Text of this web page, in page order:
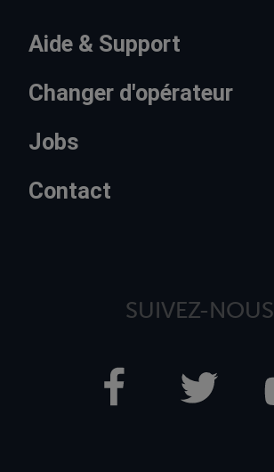
Aide & Support
Changer d'opérateur
Jobs
Contact
SUIVEZ-NOUS